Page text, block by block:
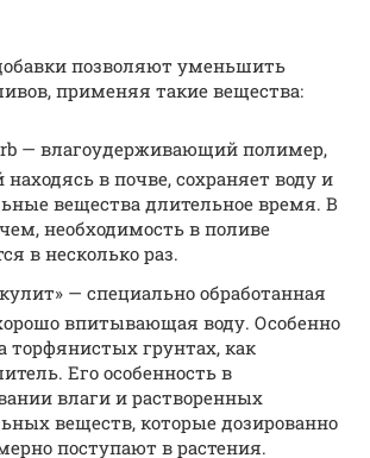
позволяют уменьшить
применяя такие вещества:
— влагоудерживающий полимер,
в почве, сохраняет воду и
вещества длительное время. В
необходимость в поливе
в несколько раз.
— специально обработанная
впитывающая воду. Особенно
торфянистых грунтах, как
Его особенность в
влаги и растворенных
веществ, которые дозированно
поступают в растения.